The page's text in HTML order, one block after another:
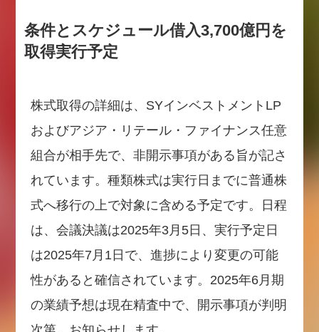
条件とスケジュール借入3,700億円を
取得実行予定
株式取得の詳細は、SYインベストメントLP
およびアジア・リテール・ファイナンス任意
組合が相手先で、非開示事項がある旨が記さ
れています。種類株式は実行日までに普通株
式へ移行の上で対象に含める予定です。日程
は、会議決議は2025年3月5日、実行予定日
は2025年7月1日で、進捗により変更の可能
性があると確信されています。2025年6月期
の業績予想は現在精査中で、開示事項が判明